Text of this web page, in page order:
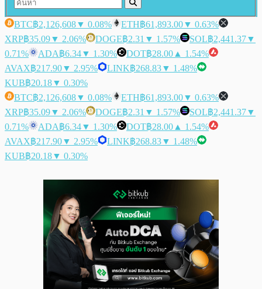
BTC฿2,126,608▼ 0.08% ETH฿61,893.00▼ 0.63%
XRP฿35.09▼ 2.06% DOGE฿2.31 ▼ 1.57% SOL฿2,441.37▼
0.71%
ADA฿6.34▼ 1.30% DOT฿28.00 ▲ 1.54%
AVAX฿217.90▼ 2.95% LINK฿268.83▼ 1.48%
KUB฿20.18▼ 0.30%
BTC฿2,126,608▼ 0.08% ETH฿61,893.00▼ 0.63%
XRP฿35.09▼ 2.06% DOGE฿2.31 ▼ 1.57% SOL฿2,441.37▼
0.71%
ADA฿6.34▼ 1.30% DOT฿28.00 ▲ 1.54%
AVAX฿217.90▼ 2.95% LINK฿268.83▼ 1.48%
KUB฿20.18▼ 0.30%